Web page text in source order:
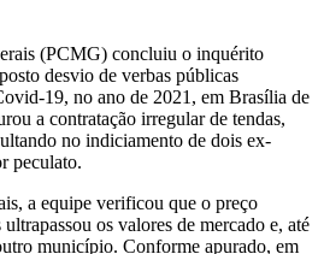
(PCMG) concluiu o inquérito
desvio de verbas públicas
19, no ano de 2021, em Brasília de
a contratação irregular de tendas,
no indiciamento de dois ex-
peculato.
a equipe verificou que o preço
os valores de mercado e, até
município. Conforme apurado, em